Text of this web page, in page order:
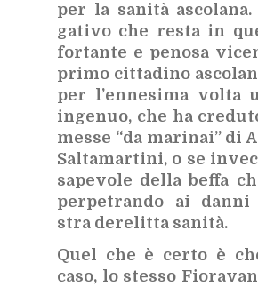
per la sa­ni­tà
ga­ti­vo che re­sta in
for­tan­te e pe­no­sa
pri­mo cit­ta­di­no
per l’en­ne­si­ma vol­ta
in­ge­nuo, che ha
mes­se “da ma­ri­nai” di
Sal­ta­mar­ti­ni, o se
sa­pe­vo­le del­la bef­fa
per­pe­tran­do ai
stra de­re­lit­ta sa­ni­tà.
Quel che è cer­to è
caso, lo stes­so